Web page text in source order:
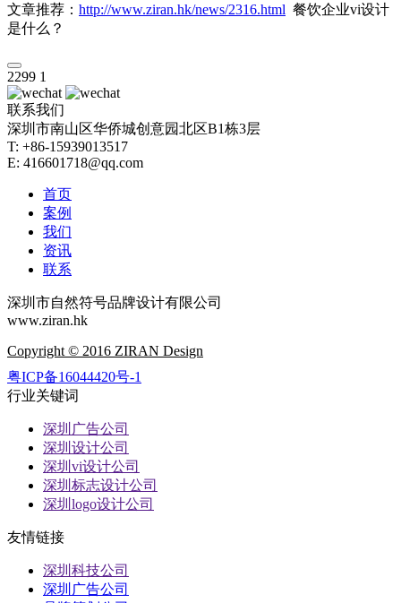
文章推荐： http://www.ziran.hk/news/2316.html 餐饮企业vi设计
是什么？
2299 1
联系我们
深圳市南山区华侨城创意园北区B1栋3层
T: +86-15939013517
E: 416601718@qq.com
首页
案例
我们
资讯
联系
深圳市自然符号品牌设计有限公司
www.ziran.hk
Copyright © 2016 ZIRAN Design
粤ICP备16044420号-1
行业关键词
深圳广告公司
深圳设计公司
深圳vi设计公司
深圳标志设计公司
深圳logo设计公司
友情链接
深圳科技公司
深圳广告公司